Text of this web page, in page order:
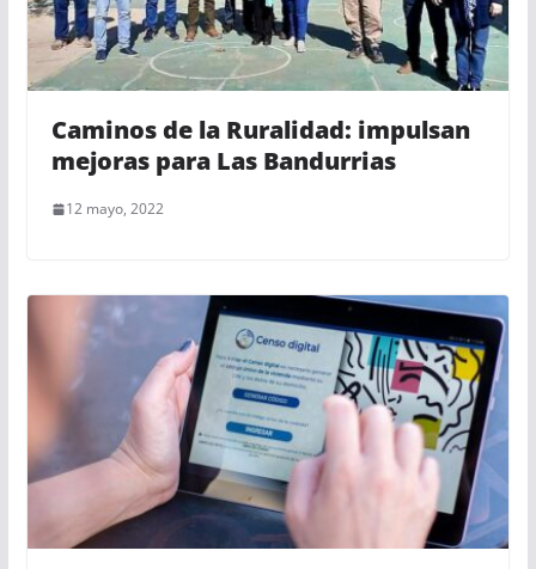
Caminos de la Ruralidad: impulsan
mejoras para Las Bandurrias
12 mayo, 2022